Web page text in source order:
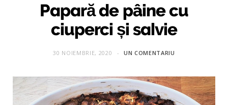
Papară de pâine cu
ciuperci și salvie
30 NOIEMBRIE, 2020 UN COMENTARIU